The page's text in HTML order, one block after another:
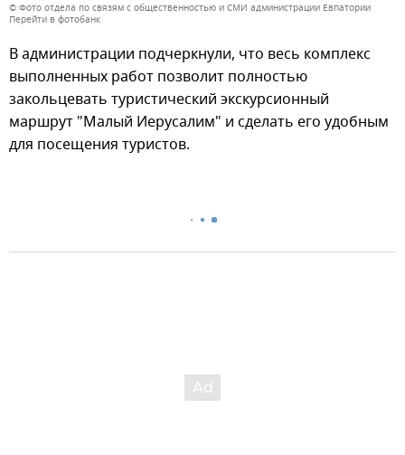
© Фото отдела по связям с общественностью и СМИ администрации Евпатории
Перейти в фотобанк
В администрации подчеркнули, что весь комплекс
выполненных работ позволит полностью
закольцевать туристический экскурсионный
маршрут "Малый Иерусалим" и сделать его удобным
для посещения туристов.